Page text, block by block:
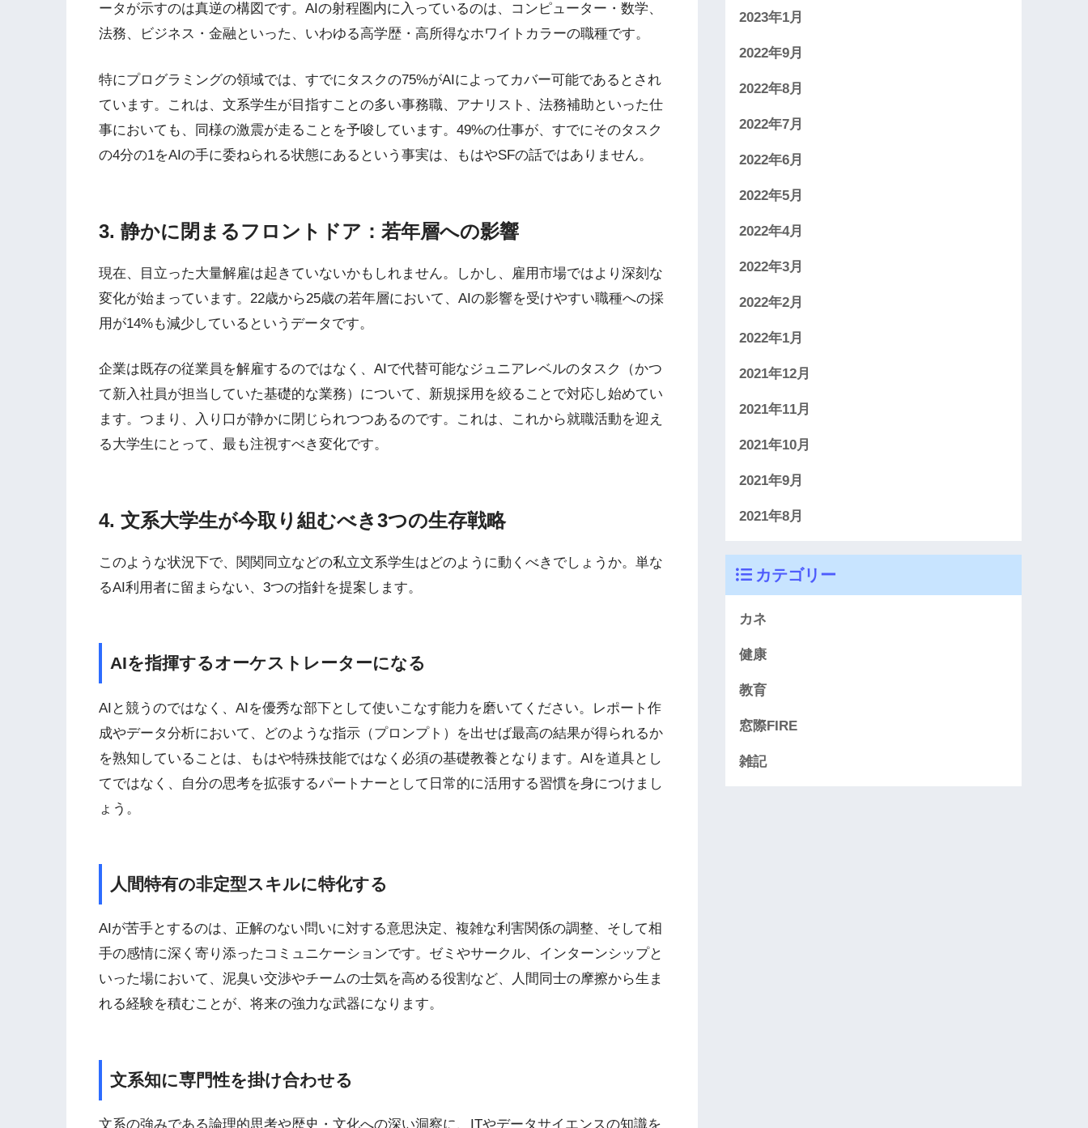
ータが示すのは真逆の構図です。AIの射程圏内に入っているのは、コンピューター・数学、
法務、ビジネス・金融といった、いわゆる高学歴・高所得なホワイトカラーの職種です。
特にプログラミングの領域では、すでにタスクの75%がAIによってカバー可能であるとされ
ています。これは、文系学生が目指すことの多い事務職、アナリスト、法務補助といった仕
事においても、同様の激震が走ることを予唆しています。49%の仕事が、すでにそのタスク
の4分の1をAIの手に委ねられる状態にあるという事実は、もはやSFの話ではありません。
3. 静かに閉まるフロントドア：若年層への影響
現在、目立った大量解雇は起きていないかもしれません。しかし、雇用市場ではより深刻な
変化が始まっています。22歳から25歳の若年層において、AIの影響を受けやすい職種への採
用が14%も減少しているというデータです。
企業は既存の従業員を解雇するのではなく、AIで代替可能なジュニアレベルのタスク（かつ
て新入社員が担当していた基礎的な業務）について、新規採用を絞ることで対応し始めてい
ます。つまり、入り口が静かに閉じられつつあるのです。これは、これから就職活動を迎え
る大学生にとって、最も注視すべき変化です。
4. 文系大学生が今取り組むべき3つの生存戦略
このような状況下で、関関同立などの私立文系学生はどのように動くべきでしょうか。単な
るAI利用者に留まらない、3つの指針を提案します。
AIを指揮するオーケストレーターになる
AIと競うのではなく、AIを優秀な部下として使いこなす能力を磨いてください。レポート作
成やデータ分析において、どのような指示（プロンプト）を出せば最高の結果が得られるか
を熟知していることは、もはや特殊技能ではなく必須の基礎教養となります。AIを道具とし
てではなく、自分の思考を拡張するパートナーとして日常的に活用する習慣を身につけまし
ょう。
人間特有の非定型スキルに特化する
AIが苦手とするのは、正解のない問いに対する意思決定、複雑な利害関係の調整、そして相
手の感情に深く寄り添ったコミュニケーションです。ゼミやサークル、インターンシップと
いった場において、泥臭い交渉やチームの士気を高める役割など、人間同士の摩擦から生ま
れる経験を積むことが、将来の強力な武器になります。
文系知に専門性を掛け合わせる
文系の強みである論理的思考や歴史・文化への深い洞察に、ITやデータサイエンスの知識を
2023年1月
2022年9月
2022年8月
2022年7月
2022年6月
2022年5月
2022年4月
2022年3月
2022年2月
2022年1月
2021年12月
2021年11月
2021年10月
2021年9月
2021年8月
カテゴリー
カネ
健康
教育
窓際FIRE
雑記